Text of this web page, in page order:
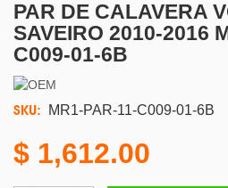
PAR DE CALAVERA
SAVEIRO 2010-2016
C009-01-6B
SKU: MR1-PAR-11-C009-01-6B
1,612.00